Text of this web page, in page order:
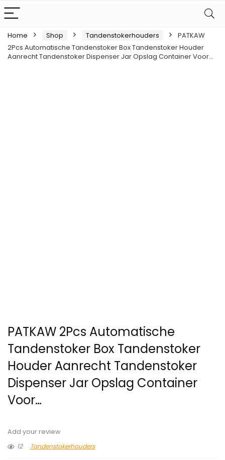
Home Shop Tandenstokerhouders
PATKAW
2Pcs Automatische Tandenstoker Box Tandenstoker Houder
Aanrecht Tandenstoker Dispenser Jar Opslag Container Voor…
PATKAW 2Pcs Automatische
Tandenstoker Box Tandenstoker
Houder Aanrecht Tandenstoker
Dispenser Jar Opslag Container
Voor…
Add your review
12
Tandenstokerhouders